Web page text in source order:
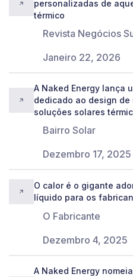
personalizadas de
térmico
Revista Negócios
Janeiro 22, 2026
A Naked Energy lança
dedicado ao design de
soluções solares
Bairro Solar
Dezembro 17, 2025
O calor é o gigante
líquido para os
O Fabricante
Dezembro 4, 2025
A Naked Energy